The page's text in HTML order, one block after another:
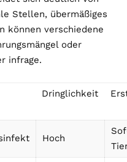
Stellen, übermäßiges
können verschiedene
oder
infrage.
Dringlichkeit
Hoch